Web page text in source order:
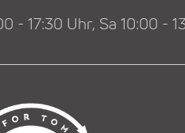
- 17:30 Uhr, Sa 10:00 -